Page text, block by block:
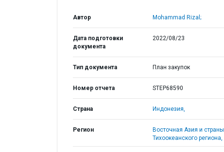
Автор Mohammad Rizal;
Дата подготовки
документа
2022/08/23
Тип документа План закупок
Номер отчета STEP68590
Страна Индонезия,
Регион
Восточная Азия и страны
Тихоокеанского региона,